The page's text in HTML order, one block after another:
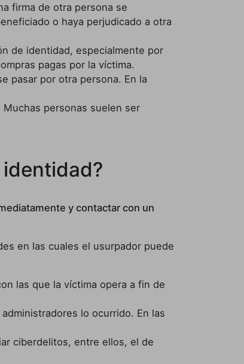
firma de otra persona se
o haya perjudicado a otra
de identidad, especialmente por
pagas por la víctima.
pasar por otra persona. En la
personas suelen ser
y contactar con un
en las cuales el usurpador puede
las que la víctima opera a fin de
lo ocurrido. En las
ciberdelitos, entre ellos, el de